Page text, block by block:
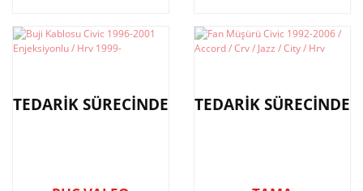
TEDARİK SÜRECİNDE TEDARİK SÜRECİNDE